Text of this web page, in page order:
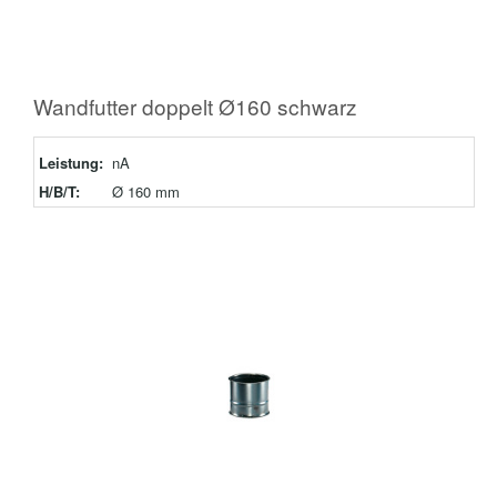
Wandfutter doppelt Ø160 schwarz
Leistung: nA
H/B/T:
Ø 160 mm